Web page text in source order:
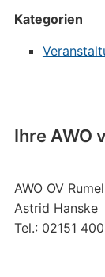
Ihre AWO
AWO OV
Astrid Hanske
Tel.: 02151
Kategorien